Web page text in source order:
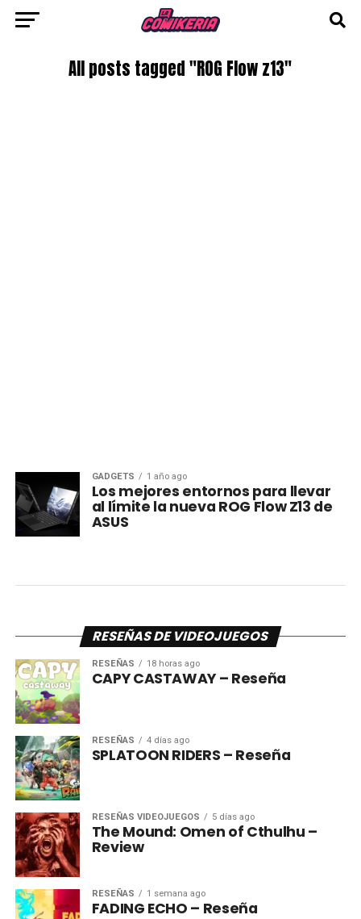
All posts tagged "ROG Flow z13"
GADGETS 1 año ago
Los mejores entornos para llevar
al límite la nueva ROG Flow Z13 de
ASUS
RESEÑAS DE VIDEOJUEGOS
RESEÑAS 18 horas ago
CAPY CASTAWAY – Reseña
RESEÑAS 4 días ago
SPLATOON RIDERS – Reseña
RESEÑAS VIDEOJUEGOS 5 días ago
The Mound: Omen of Cthulhu –
Review
RESEÑAS 1 semana ago
FADING ECHO – Reseña